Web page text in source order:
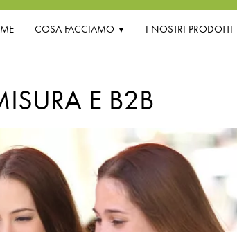
COSA FACCIAMO I NOSTRI PRODOTTI
E B2B